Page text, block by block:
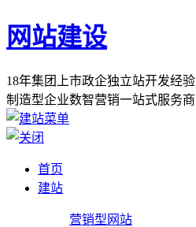
网站建设
18年集团 上市政企独立站开发经验
制 造型企业数智营销一站式服务商
首页
建站
营销型网站